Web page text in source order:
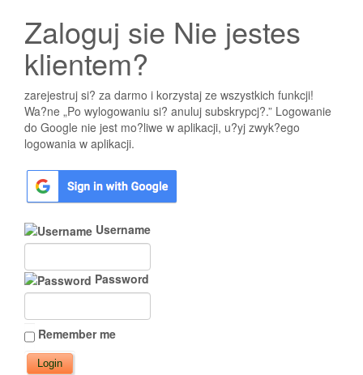
Zaloguj sie Nie jestes
klientem?
zarejestruj si? za darmo i korzystaj ze wszystkich funkcji!
Wa?ne „Po wylogowaniu si? anuluj subskrypcj?.” Logowanie
do Google nie jest mo?liwe w aplikacji, u?yj zwyk?ego
logowania w aplikacji.
Username
Password
Remember me